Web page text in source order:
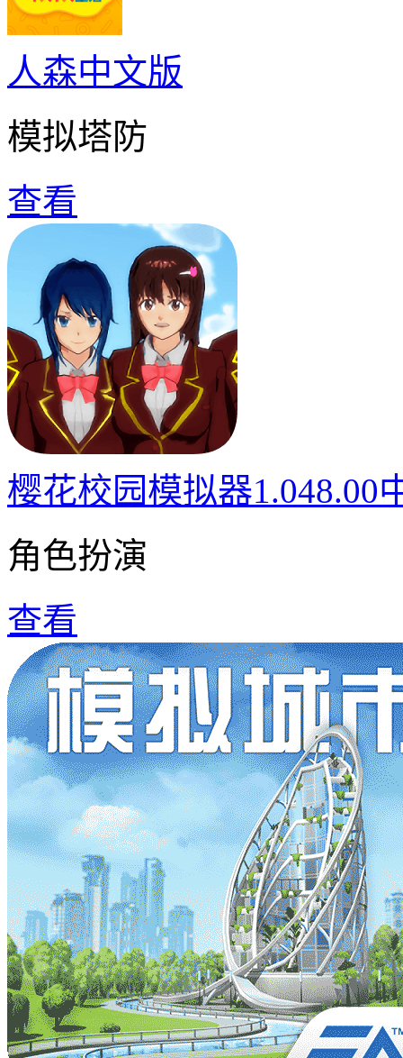
人森中文版
模拟塔防
查看
樱花校园模拟器1.048.00
角色扮演
查看